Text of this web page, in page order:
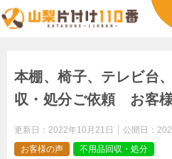
本棚、椅子、テレビ台
収・処分ご依頼 お客
更新日： 2022年10月21日 公開日：
お客様の声
不用品回収・処分